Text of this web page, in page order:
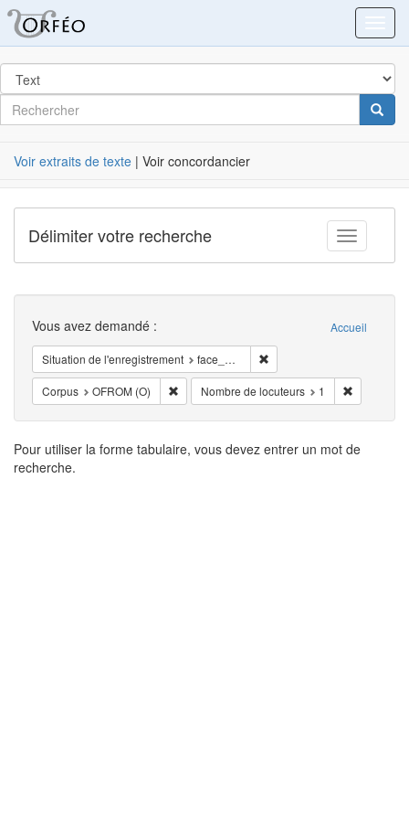
dans
Post
Label
Rechercher
Voir extraits de texte | Voir concordancier
Toggle
Délimiter votre recherche
Recherche Accueil
Vous avez demandé :
Situation de l'enregistrement face_à_face
Corpus OFROM (O) Supprimer la restriction Corpus: OFROM (O)
Nombre de locuteurs 1
Résultats
de
Pour utiliser la forme tabulaire, vous devez entrer un mot de
recherche.